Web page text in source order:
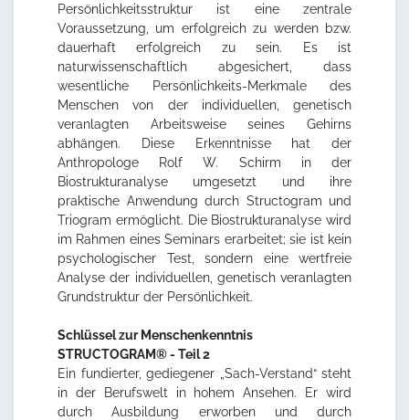
Persönlichkeitsstruktur ist eine zentrale
Voraussetzung, um erfolgreich zu werden bzw.
dauerhaft erfolgreich zu sein. Es ist
naturwissenschaftlich abgesichert, dass
wesentliche Persönlichkeits-Merkmale des
Menschen von der individuellen, genetisch
veranlagten Arbeitsweise seines Gehirns
abhängen. Diese Erkenntnisse hat der
Anthropologe Rolf W. Schirm in der
Biostrukturanalyse umgesetzt und ihre
praktische Anwendung durch Structogram und
Triogram ermöglicht. Die Biostrukturanalyse wird
im Rahmen eines Seminars erarbeitet; sie ist kein
psychologischer Test, sondern eine wertfreie
Analyse der individuellen, genetisch veranlagten
Grundstruktur der Persönlichkeit.
Schlüssel zur Menschenkenntnis
STRUCTOGRAM® - Teil 2
Ein fundierter, gediegener „Sach-Verstand“ steht
in der Berufswelt in hohem Ansehen. Er wird
durch Ausbildung erworben und durch